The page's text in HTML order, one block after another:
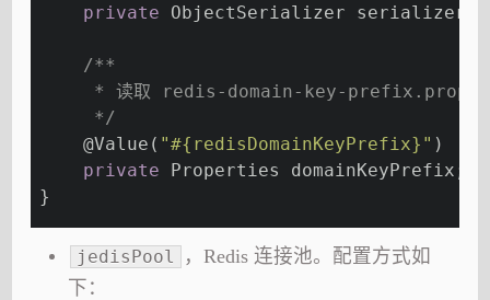
private ObjectSerializer serializer
/**
* 读取 redis-domain-key-
     */
@Value ( "#{redisDomainKeyPrefix}" )
private Properties domainKeyPrefix;
}
jedisPool
，Redis 连接池。配置方式如
下：